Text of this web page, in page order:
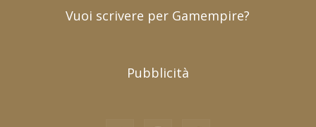
Vuoi scrivere per Gamempire?
Pubblicità